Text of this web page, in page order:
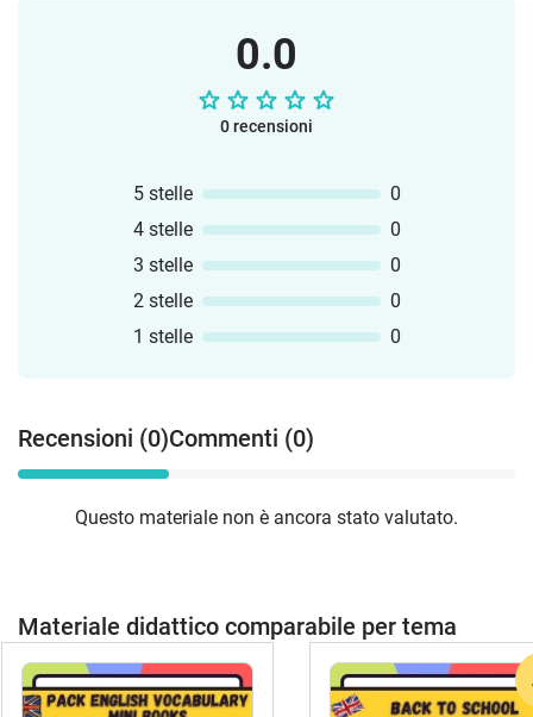
0.0
0 recensioni
5 stelle
0
4 stelle
0
3 stelle
0
2 stelle
0
1 stelle
0
Recensioni (0)Commenti (0)
Questo materiale non è ancora stato valutato.
Materiale didattico comparabile per tema